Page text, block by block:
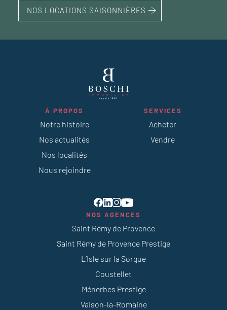
NOS LOCATIONS SAISONNIÈRES
À PROPOS
Notre histoire
Nos actualités
Nos localités
Nous rejoindre
SERVICES
Acheter
Vendre
NOS AGENCES
Saint Rémy de Provence
Saint Rémy de Provence Prestige
L’Isle sur la Sorgue
Coustellet
Ménerbes Prestige
Vaison-la-Romaine